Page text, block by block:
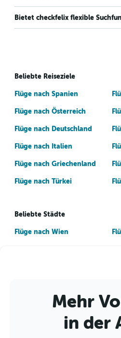
Bietet checkfelix flexible
Beliebte Reiseziele
Flüge nach Spanien
Flüge nach Österreich
Flüge nach Deutschland
Flüge nach Italien
Flüge nach Griechenland
Flüge nach Türkei
Beliebte Städte
Flüge nach Wien
Flüge nach Bangkok
Flüge nach Barcelona
Mehr
in der